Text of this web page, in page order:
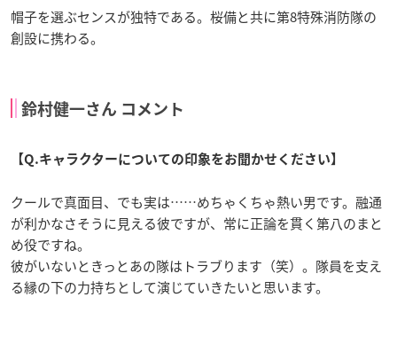
帽子を選ぶセンスが独特である。桜備と共に第8特殊消防隊の
創設に携わる。
鈴村健一さん コメント
【Q.キャラクターについての印象をお聞かせください】
クールで真面目、でも実は……めちゃくちゃ熱い男です。融通
が利かなさそうに見える彼ですが、常に正論を貫く第八のまと
め役ですね。
彼がいないときっとあの隊はトラブります（笑）。隊員を支え
る縁の下の力持ちとして演じていきたいと思います。